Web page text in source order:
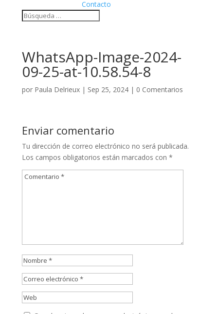
Contacto
WhatsApp-Image-2024-
09-25-at-10.58.54-8
por Paula Delrieux| Sep 25, 2024| 0 Comentarios
Enviar comentario
Tu dirección de correo electrónico no será publicada.
Los campos obligatorios están marcados con *